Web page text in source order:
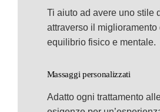
Ti aiuto ad avere uno stile
attraverso il miglioramento
equilibrio fisico e mentale.
Massaggi personalizzati
Adatto ogni trattamento